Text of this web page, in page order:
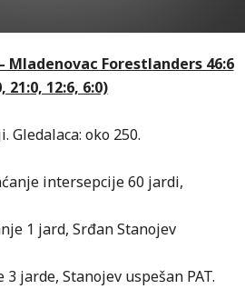
Mladenovac Forestlanders 46:6
21:0, 12:6, 6:0)
Gledalaca: oko 250.
intersepcije 60 jardi,
1 jard, Srđan Stanojev
jarde, Stanojev uspešan PAT.